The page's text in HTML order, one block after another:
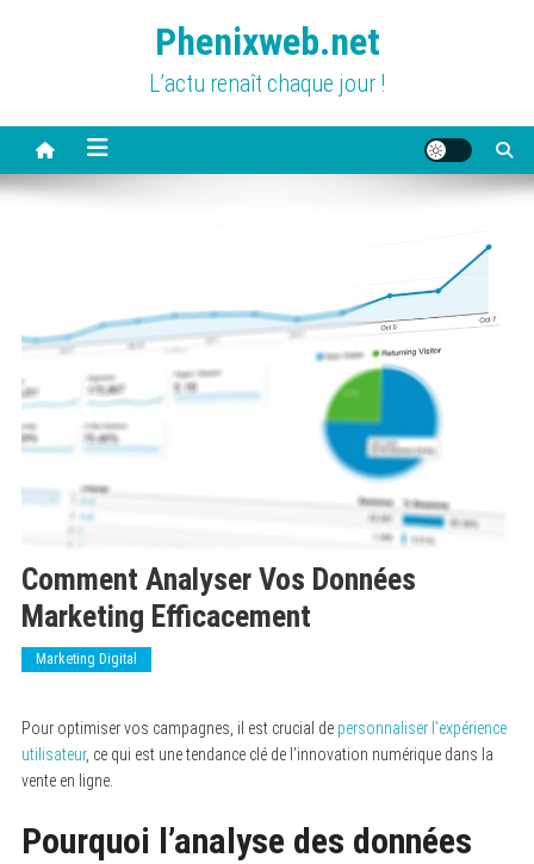
Phenixweb.net
L’actu renaît chaque jour !
Comment Analyser Vos Données
Marketing Efficacement
Marketing Digital
Pour optimiser vos campagnes, il est crucial de personnaliser l’expérience
utilisateur, ce qui est une tendance clé de l’innovation numérique dans la
vente en ligne.
Pourquoi l’analyse des données